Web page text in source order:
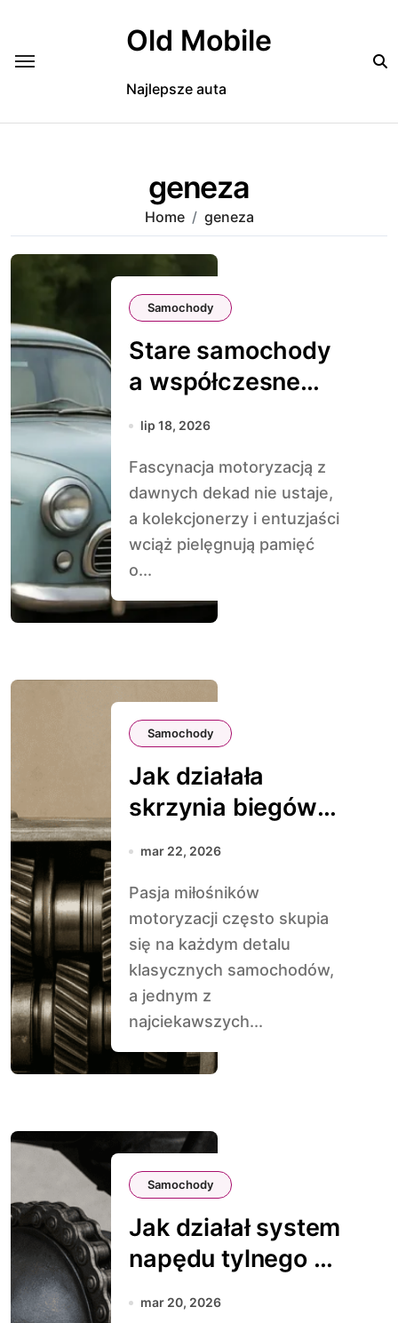
Old Mobile
Najlepsze auta
geneza
Home geneza
Samochody
Stare samochody
a współczesne
przepisy drogowe
lip 18, 2026
Fascynacja motoryzacją z
dawnych dekad nie ustaje,
a kolekcjonerzy i entuzjaści
wciąż pielęgnują pamięć
o...
Samochody
Jak działała
skrzynia biegów
w klasykach z lat
mar 22, 2026
Pasja miłośników
motoryzacji często skupia
się na każdym detalu
klasycznych samochodów,
a jednym z
najciekawszych...
Samochody
Jak działał system
napędu tylnego w
klasykach
mar 20, 2026